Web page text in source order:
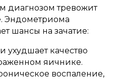
диагнозом тревожит
Эндометриома
шансы на зачатие:
ухудшает качество
яичнике.
воспаление,